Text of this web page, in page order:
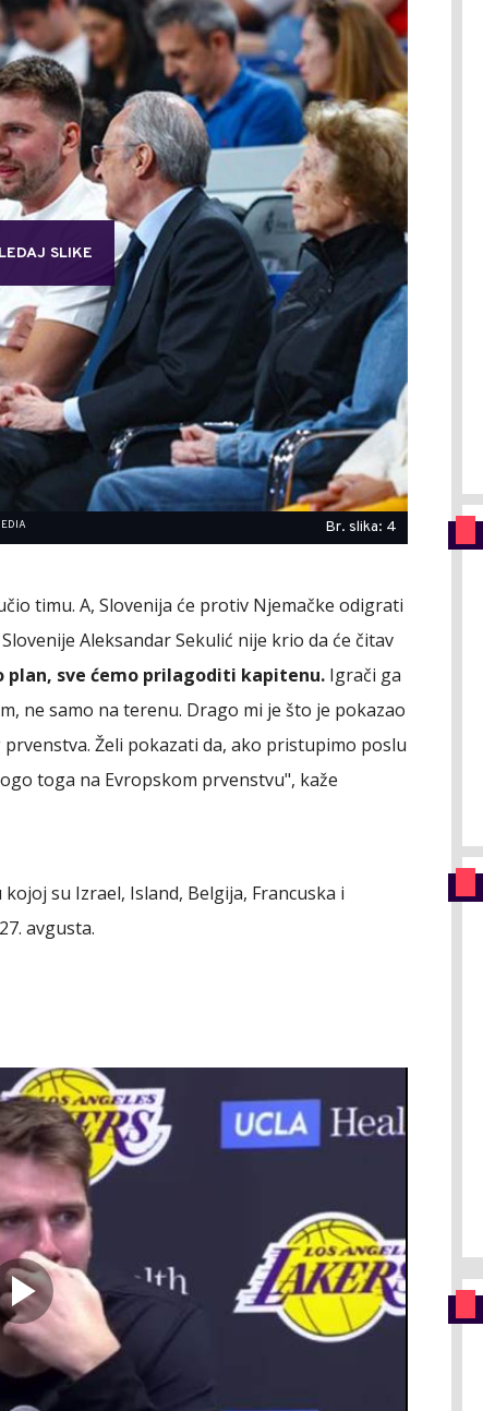
SLIKE
Br. slika: 4
timu. A, Slovenija će protiv Njemačke odigrati
Aleksandar Sekulić nije krio da će čitav
plan, sve ćemo prilagoditi kapitenu. Igrači ga
ne samo na terenu. Drago mi je što je pokazao
Želi pokazati da, ako pristupimo poslu
toga na Evropskom prvenstvu", kaže
su Izrael, Island, Belgija, Francuska i
avgusta.